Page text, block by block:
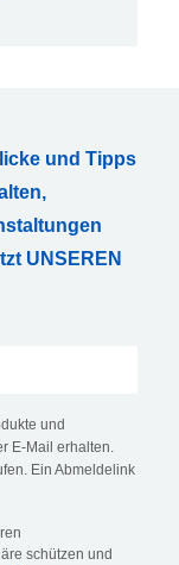
und Tipps
UNSEREN
und
E-Mail erhalten.
Ein Abmeldelink
schützen und